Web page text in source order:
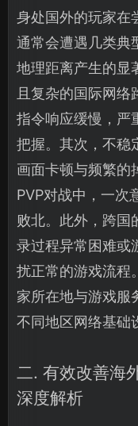
身处国外的玩家在
通常会遭遇几类典
地理距离产生的显
且复杂的国际网
指令响应缓慢，严
把握。其次，不稳
画面卡顿与频繁的
PVP对战中，一次
败北。此外，跨国
录过程异常困难或
扰正常的游戏流程
家所在地与游戏服
不同地区网络基础
二. 有效改善海
深度解析